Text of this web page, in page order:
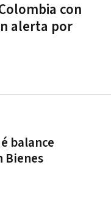
con
alerta por
balance
Bienes